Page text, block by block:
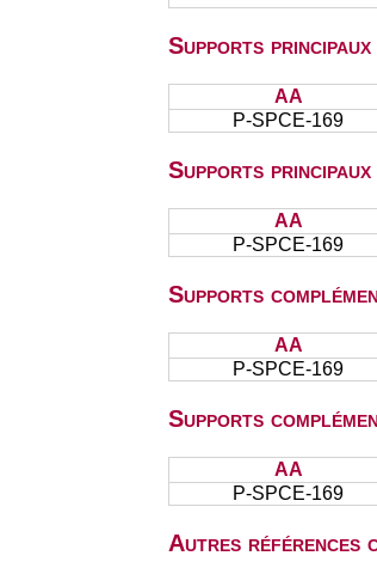
Supports principaux
AA
P-SPCE-169
Supports
AA
P-SPCE-169
Supports
AA
P-SPCE-169
Supports
AA
P-SPCE-169
Autres références